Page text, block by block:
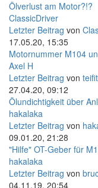
Ölverlust am Motor?!?
ClassicDriver
Letzter Beitrag von
17.05.20, 15:35
Motornummer M104
Axel H
Letzter Beitrag von
27.04.20, 09:12
Ölundichtigkeit über
hakalaka
Letzter Beitrag von
09.01.20, 21:28
"Hilfe" OT-Geber für
hakalaka
Letzter Beitrag von
04.11.19, 20:54